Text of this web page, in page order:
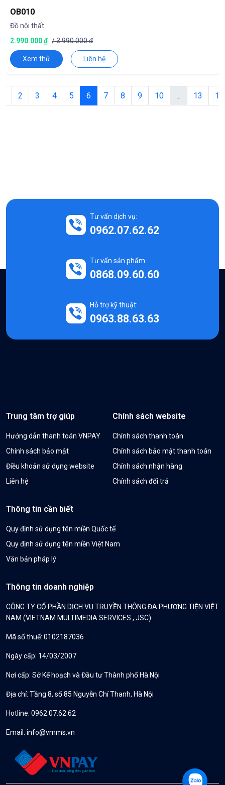
OB010
Đồ nội thất
2.990.000 ₫ / 3.990.000 đ
Xem thử Liên hệ
2 3 4 5 6 7 8 9 10 ... 13 14
Tư vấn dịch vụ:
0962.07.62.62
Tư vấn sản phẩm
0868.09.60.60
Hỗ trợ kỹ thuật:
0963.88.63.63
Trung tâm trợ giúp
Hướng dẫn thanh toán VNPAY
Chính sách bảo mật
Điều khoản sử dụng website
Liên hệ
Chính sách website
Chính sách thanh toán
Chính sách bảo mật thanh toán
Chính sách nhận hàng
Chính sách đổi trả
Thông tin cần biết
Quy định sử dụng tên miền Quốc tế
Quy định sử dụng tên miền Việt Nam
Văn bản pháp lý
Thông tin doanh nghiệp
CÔNG TY CỔ PHẦN DỊCH VỤ TRUYỀN THÔNG ĐA PHƯƠNG TIỆN VIỆT
NAM (VIETNAM MULTIMEDIA SERVICES., JSC)
Mã số thuế: 0102187036
Ngày cấp: 14/03/2007
Nơi cấp: Sở Kế hoạch và Đầu tư Thành phố Hà Nội
Địa chỉ: Tầng 8, số 85 Nguyễn Chí Thanh, Hà Nội
Hotline: 0962.07.62.62
Email: info@vmms.vn